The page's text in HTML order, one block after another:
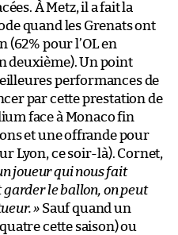
À Metz, il a fait la
quand les Grenats ont
(62% pour l’OL en
deuxième). Un point
performances de
par cette prestation de
face à Monaco fin
et une offrande pour
Lyon, ce soir-là). Cornet,
joueur qui nous fait
le ballon, on peut
» Sauf quand un
cette saison) ou